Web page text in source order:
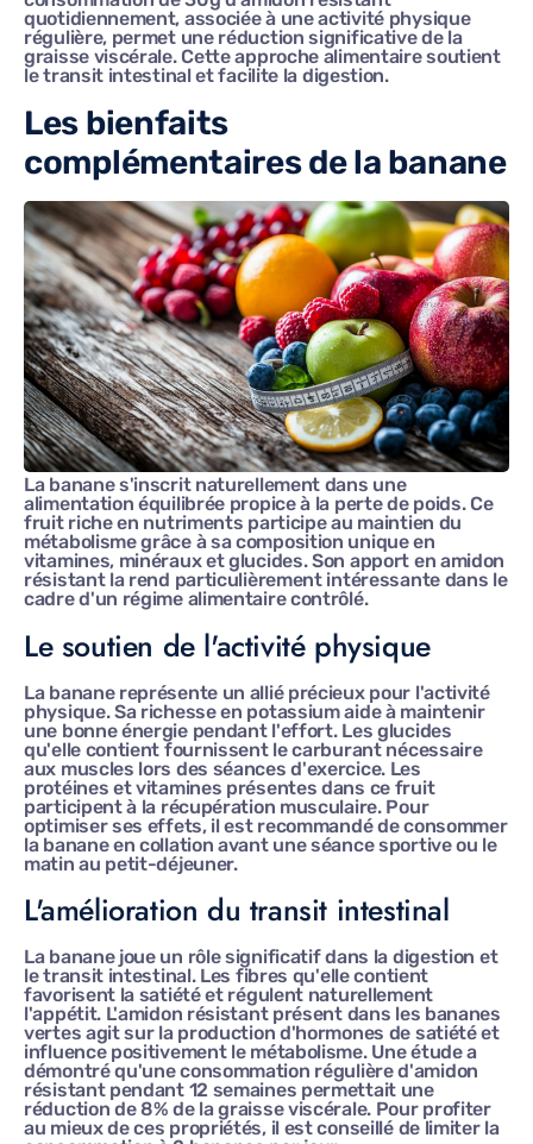
quotidiennement, associée à une activité physique
régulière, permet une réduction significative de la
graisse viscérale. Cette approche alimentaire soutient
le transit intestinal et facilite la digestion.
Les bienfaits
complémentaires de la banane
La banane s'inscrit naturellement dans une
alimentation équilibrée propice à la perte de poids. Ce
fruit riche en nutriments participe au maintien du
métabolisme grâce à sa composition unique en
vitamines, minéraux et glucides. Son apport en amidon
résistant la rend particulièrement intéressante dans le
cadre d'un régime alimentaire contrôlé.
Le soutien de l'activité physique
La banane représente un allié précieux pour l'activité
physique. Sa richesse en potassium aide à maintenir
une bonne énergie pendant l'effort. Les glucides
qu'elle contient fournissent le carburant nécessaire
aux muscles lors des séances d'exercice. Les
protéines et vitamines présentes dans ce fruit
participent à la récupération musculaire. Pour
optimiser ses effets, il est recommandé de consommer
la banane en collation avant une séance sportive ou le
matin au petit-déjeuner.
L'amélioration du transit intestinal
La banane joue un rôle significatif dans la digestion et
le transit intestinal. Les fibres qu'elle contient
favorisent la satiété et régulent naturellement
l'appétit. L'amidon résistant présent dans les bananes
vertes agit sur la production d'hormones de satiété et
influence positivement le métabolisme. Une étude a
démontré qu'une consommation régulière d'amidon
résistant pendant 12 semaines permettait une
réduction de 8% de la graisse viscérale. Pour profiter
au mieux de ces propriétés, il est conseillé de limiter la